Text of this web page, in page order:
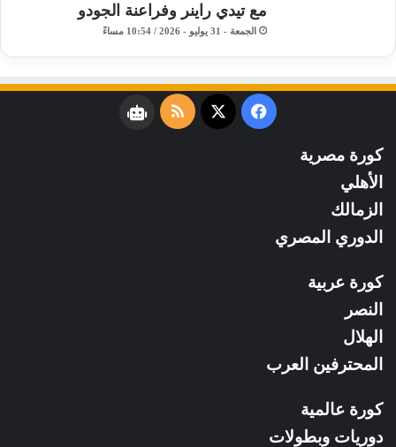
مع تيدي راينر وفراعنة الجودو ​
الجمعة - 31 يوليو - 2026 / 10:54 مساءً
فيسبوك
‫X
ملخصنبض
كورة مصرية
الأهلي
الزمالك
الدوري المصري
كورة عربية
النصر
الهلال
المحترفين العرب
كورة عالمية
دوريات وبطولات